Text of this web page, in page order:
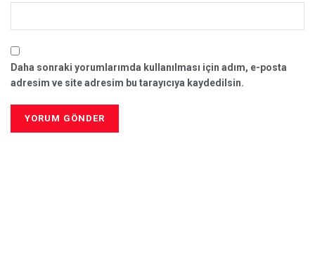
Daha sonraki yorumlarımda kullanılması için adım, e-posta
adresim ve site adresim bu tarayıcıya kaydedilsin.